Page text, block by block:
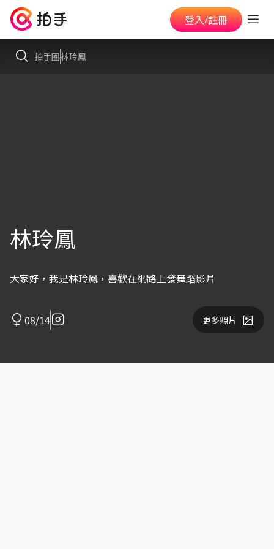
登入/註冊
拍手圈林玲鳳
林玲鳳
大家好，我是林玲鳳，喜歡在網路上發舞蹈影片
08/14 更多照片